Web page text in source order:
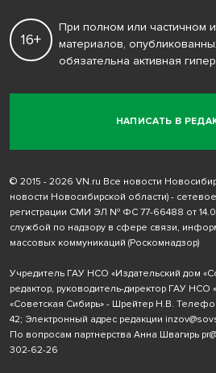
НАПИСАТЬ В
16+
При полном или частичном
материалов,
обязательна активная
© 2015 - 2026 VN.ru Все новости
новости Новосибирской области) -
регистрации СМИ ЭЛ № ФС 77-66488 от
службой по надзору в сфере связи,
массовых коммуникаций (Роскомнадзор)
Учредитель ГАУ НСО «Издательский дом
редактор, руководитель-директор ГАУ НСО
«Советская Сибирь» - Шрейтер Н.В.
42; Электронный адрес редакции
По вопросам партнерства Анна Швагирь
302-62-26